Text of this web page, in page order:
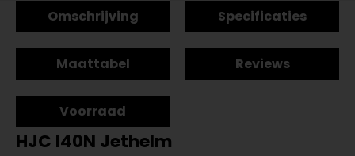
Omschrijving Specificaties
Maattabel Reviews
Voorraad
HJC I40N Jethelm